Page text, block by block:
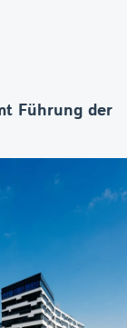
Führung der